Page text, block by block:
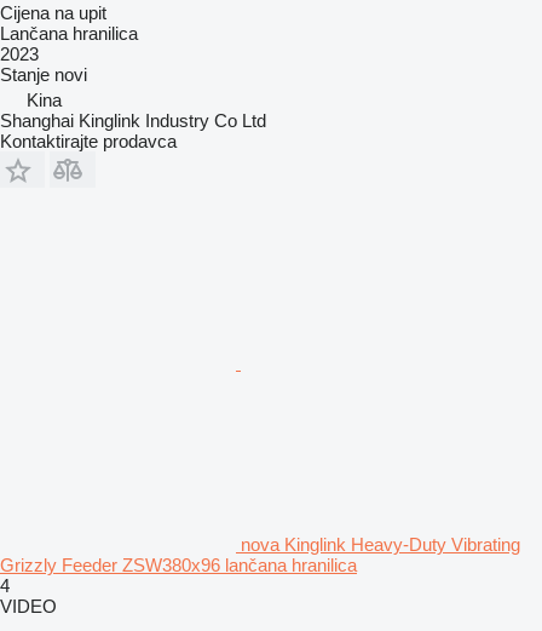
Cijena na upit
Lančana hranilica
2023
Stanje novi
Kina
Shanghai Kinglink Industry Co Ltd
Kontaktirajte prodavca
nova Kinglink Heavy-Duty Vibrating
Grizzly Feeder ZSW380x96 lančana hranilica
4
VIDEO